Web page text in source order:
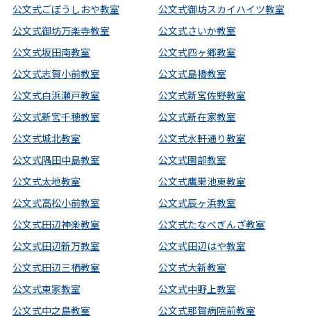
公文式ごぼうしおや教室
公文式御坊スカイハイツ教室
公文式御坊万楽寺教室
公文式さいか教室
公文式坂田南教室
公文式四ヶ郷教室
公文式志賀小前教室
公文式島橋教室
公文式白浜瀬戸教室
公文式新宮佐野教室
公文式新宮千穂教室
公文式新在家教室
公文式城北教室
公文式水軒通り教室
公文式隅田中島教室
公文式園部教室
公文式太地教室
公文式鷹巣池東教室
公文式高松小前教室
公文式辰ヶ浜教室
公文式田辺神楽教室
公文式たなべぎんざ教室
公文式田辺新万教室
公文式田辺はや教室
公文式田辺三栖教室
公文式大新教室
公文式東家教室
公文式中野上教室
公文式中之島教室
公文式那賀病院前教室